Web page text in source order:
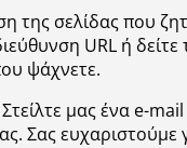
της σελίδας που
URL ή
ψάχνετε.
μας ένα e-
Σας ευχαριστούμε